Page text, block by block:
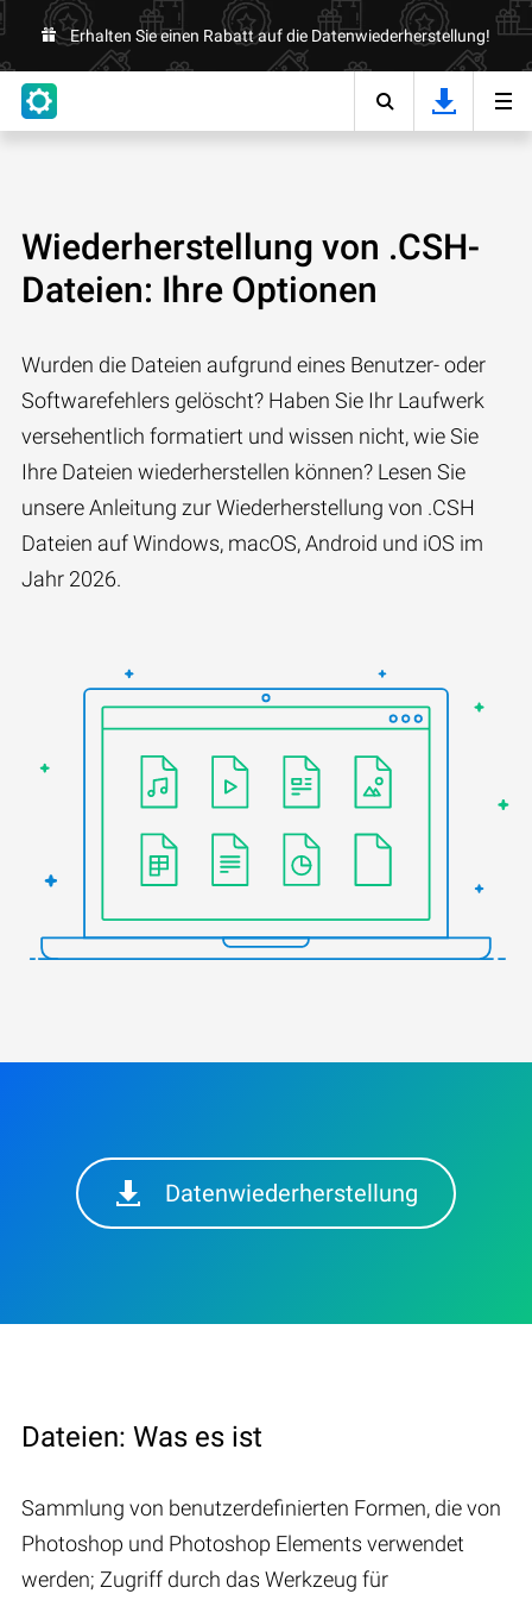
Erhalten Sie einen Rabatt auf die Datenwiederherstellung!
Wiederherstellung von .CSH-
Dateien: Ihre Optionen
Wurden die Dateien aufgrund eines Benutzer- oder
Softwarefehlers gelöscht? Haben Sie Ihr Laufwerk
versehentlich formatiert und wissen nicht, wie Sie
Ihre Dateien wiederherstellen können? Lesen Sie
unsere Anleitung zur Wiederherstellung von .CSH
Dateien auf Windows, macOS, Android und iOS im
Jahr 2026.
Datenwiederherstellung
Dateien: Was es ist
Sammlung von benutzerdefinierten Formen, die von
Photoshop und Photoshop Elements verwendet
werden; Zugriff durch das Werkzeug für